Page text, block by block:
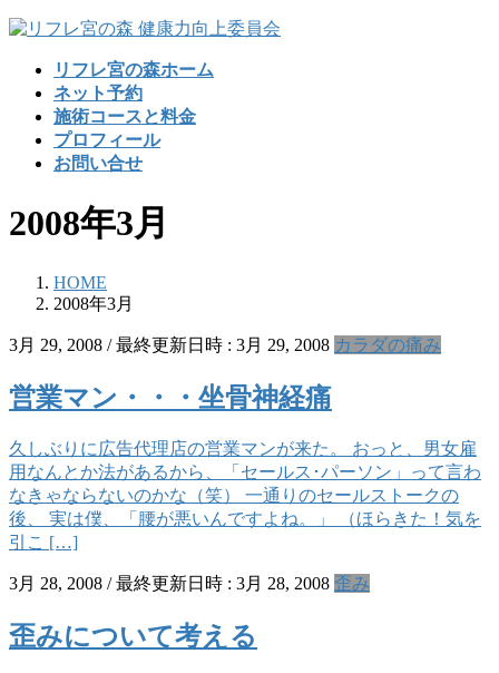
コ
ッ
プ
ナ
移
動
リフレ宮の森ホーム
ネット予約
施術コースと料金
プロフィール
お問い合せ
2008年3月
HOME
2008年3月
3月 29, 2008 / 最終更新日時 : 3月 29, 2008 カラダの痛み
営業マン・・・坐骨神経痛
久しぶりに広告代理店の営業マンが来た。 おっと、男女雇
用なんとか法があるから、「セールス･パーソン」って言わ
なきゃならないのかな（笑） 一通りのセールストークの
後、 実は僕、「腰が悪いんですよね。」 （ほらきた！気を
引こ […]
3月 28, 2008 / 最終更新日時 : 3月 28, 2008 歪み
歪みについて考える